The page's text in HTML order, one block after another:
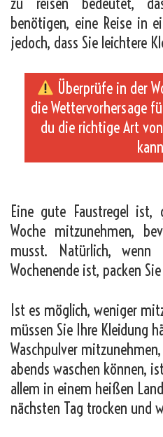
benötigen, eine Reise in
jedoch, dass Sie leichtere
Überprüfe in der
die Wettervorhersage
du die richtige Art
Eine gute Faustregel
Woche mitzunehmen,
musst. Natürlich,
Wochenende ist, packen
Ist es möglich, weniger
müssen Sie Ihre Kleidung
Waschpulver
abends waschen können,
allem in einem heißen
nächsten Tag trocken und